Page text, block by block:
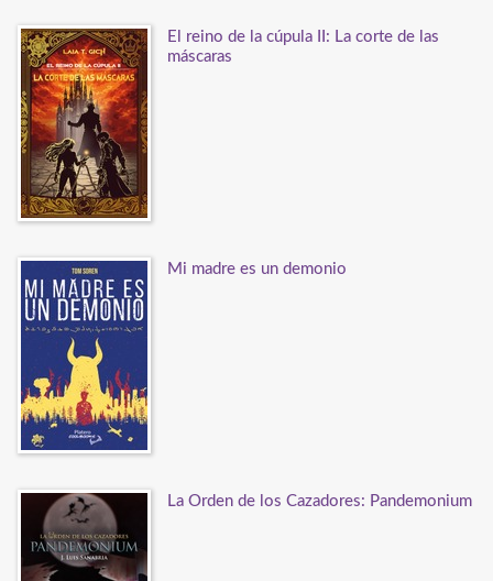
El reino de la cúpula II: La corte de las
máscaras
Mi madre es un demonio
La Orden de los Cazadores: Pandemonium